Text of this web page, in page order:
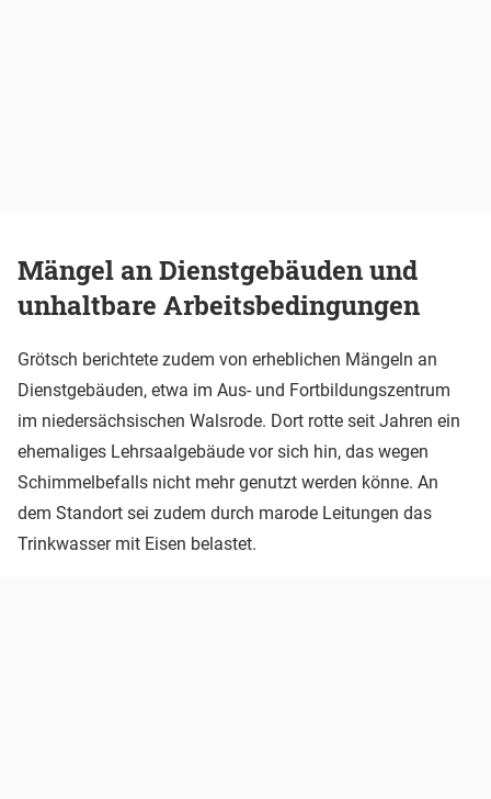
Mängel an Dienstgebäuden und
unhaltbare Arbeitsbedingungen
Grötsch berichtete zudem von erheblichen Mängeln an
Dienstgebäuden, etwa im Aus- und Fortbildungszentrum
im niedersächsischen Walsrode. Dort rotte seit Jahren ein
ehemaliges Lehrsaalgebäude vor sich hin, das wegen
Schimmelbefalls nicht mehr genutzt werden könne. An
dem Standort sei zudem durch marode Leitungen das
Trinkwasser mit Eisen belastet.